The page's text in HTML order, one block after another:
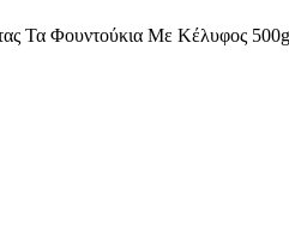
Τα Φουντούκια Με Κέλυφος